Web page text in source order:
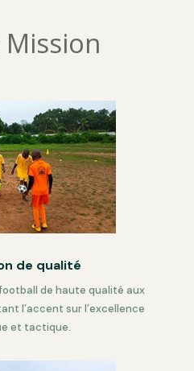
de qualité
de haute qualité aux
l’accent sur l’excellence
et tactique.